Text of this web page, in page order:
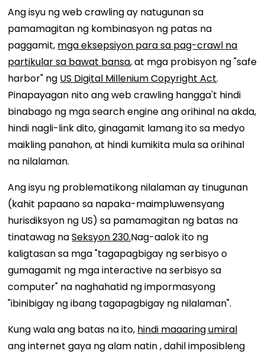
Ang isyu ng web crawling ay natugunan sa
pamamagitan ng kombinasyon ng patas na
paggamit, mga eksepsiyon para sa pag-crawl na
partikular sa bawat bansa, at mga probisyon ng "safe
harbor" ng US Digital Millenium Copyright Act.
Pinapayagan nito ang web crawling hangga't hindi
binabago ng mga search engine ang orihinal na akda,
hindi nagli-link dito, ginagamit lamang ito sa medyo
maikling panahon, at hindi kumikita mula sa orihinal
na nilalaman.
Ang isyu ng problematikong nilalaman ay tinugunan
(kahit papaano sa napaka-maimpluwensyang
hurisdiksyon ng US) sa pamamagitan ng batas na
tinatawag naSeksyon 230.Nag-aalok ito ng
kaligtasan sa mga "tagapagbigay ng serbisyo o
gumagamit ng mga interactive na serbisyo sa
computer" na naghahatid ng impormasyong
"ibinibigay ng ibang tagapagbigay ng nilalaman".
Kung wala ang batas na ito, hindi maaaring umiral
ang internet gaya ng alam natin , dahil imposibleng